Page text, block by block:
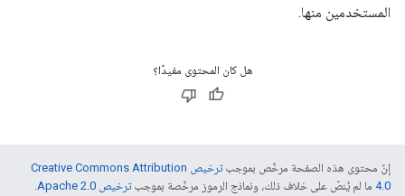
المستخدمين منها.
هل كان المحتوى مفيدًا؟
إنّ محتوى هذه الصفحة مرخّص بموجب
ترخيص Creative Commons Attribution
4.0‏ ما لم يُنصّ على خلاف ذلك، ونماذج الرموز مرخّصة بموجبترخيص Apache 2.0‏
.